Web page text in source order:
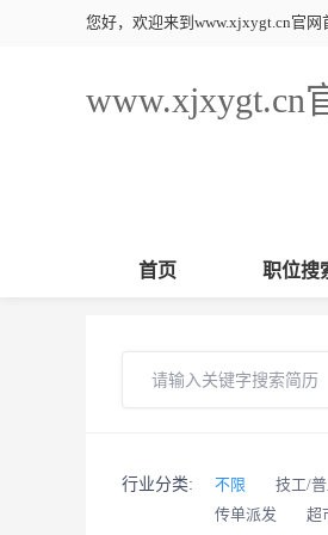
您好，欢迎来到www.xjxygt.cn官网
www.xjxygt.cn
首页 职位搜
行业分类: 不限 技工/
传单派发
超